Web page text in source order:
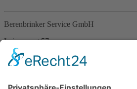
Berenbrinker Service GmbH
Leinenweg 57
33415 Verl